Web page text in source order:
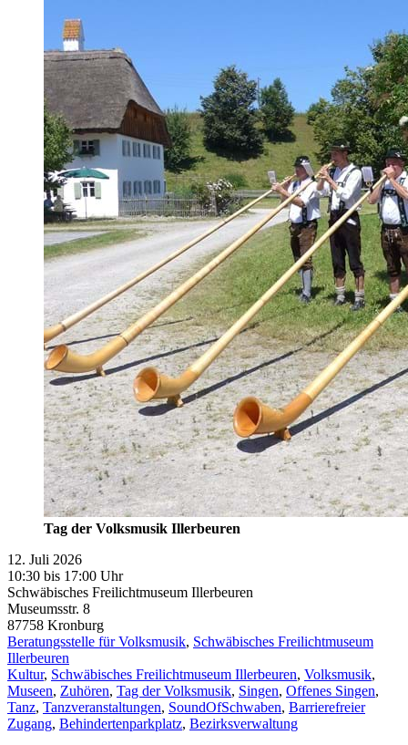
Tag der Volksmusik Illerbeuren
12. Juli 2026
10:30 bis 17:00 Uhr
Schwäbisches Freilichtmuseum Illerbeuren
Museumsstr. 8
87758 Kronburg
Beratungsstelle für Volksmusik, Schwäbisches Freilichtmuseum
Illerbeuren
Kultur, Schwäbisches Freilichtmuseum Illerbeuren, Volksmusik,
Museen, Zuhören, Tag der Volksmusik, Singen, Offenes Singen,
Tanz, Tanzveranstaltungen, SoundOfSchwaben, Barrierefreier
Zugang, Behindertenparkplatz, Bezirksverwaltung